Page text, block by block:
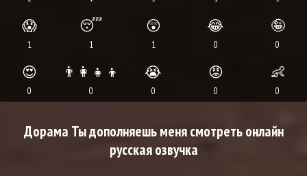
😱
1
😴
1
😲
1
😂
0
🤪
0
😍
0
👨‍👩‍👧‍👦
0
😭
0
😡
0
👶
0
Дорама Ты дополняешь меня смотреть онлайн
русская озвучка